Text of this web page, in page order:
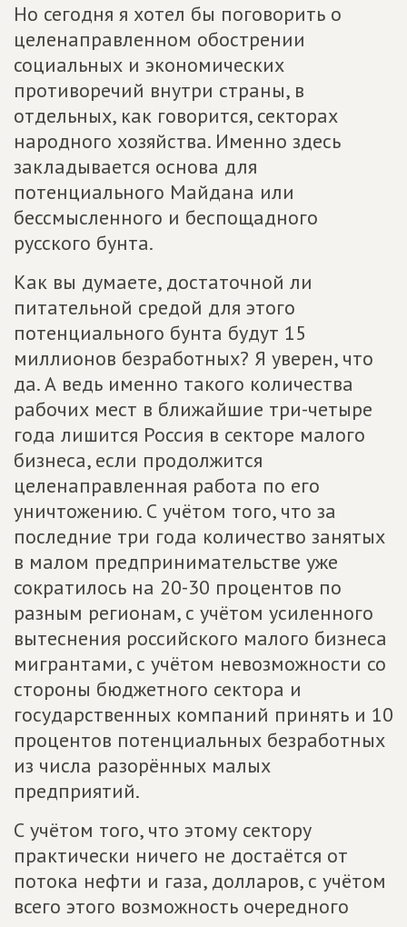
Но сегодня я хотел бы поговорить о
целенаправленном обострении
социальных и экономических
противоречий внутри страны, в
отдельных, как говорится, секторах
народного хозяйства. Именно здесь
закладывается основа для
потенциального Майдана или
бессмысленного и беспощадного
русского бунта.
Как вы думаете, достаточной ли
питательной средой для этого
потенциального бунта будут 15
миллионов безработных? Я уверен, что
да. А ведь именно такого количества
рабочих мест в ближайшие три-четыре
года лишится Россия в секторе малого
бизнеса, если продолжится
целенаправленная работа по его
уничтожению. С учётом того, что за
последние три года количество занятых
в малом предпринимательстве уже
сократилось на 20-30 процентов по
разным регионам, с учётом усиленного
вытеснения российского малого бизнеса
мигрантами, с учётом невозможности со
стороны бюджетного сектора и
государственных компаний принять и 10
процентов потенциальных безработных
из числа разорённых малых
предприятий.
С учётом того, что этому сектору
практически ничего не достаётся от
потока нефти и газа, долларов, с учётом
всего этого возможность очередного